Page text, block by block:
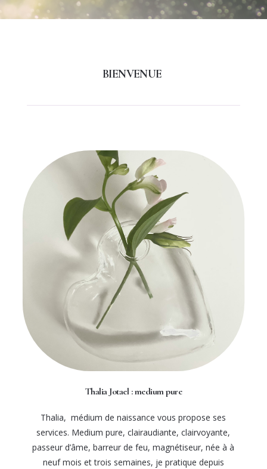
BIENVENUE
Thalia Jotael : medium pure
Thalia, médium de naissance vous propose ses
services. Medium pure, clairaudiante, clairvoyante,
passeur d’âme, barreur de feu, magnétiseur, née à à
neuf mois et trois semaines, je pratique depuis